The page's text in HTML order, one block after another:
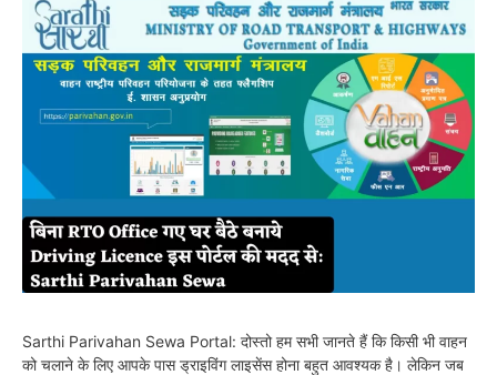
Sarthi Parivahan Sewa Portal: दोस्तो हम सभी जानते हैं कि किसी भी वाहन
को चलाने के लिए आपके पास ड्राइविंग लाइसेंस होना बहुत आवश्यक है। लेकिन जब